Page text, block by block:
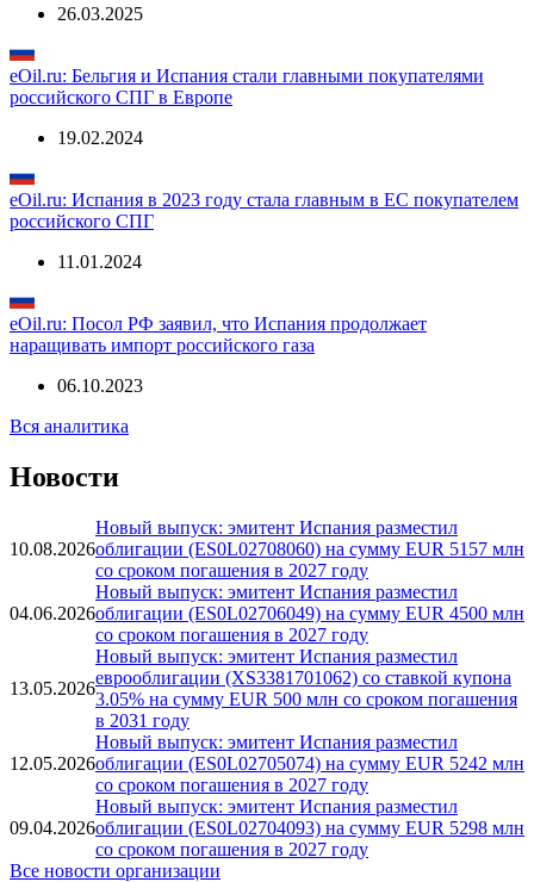
26.03.2025
eOil.ru: Бельгия и Испания стали главными покупателями
российского СПГ в Европе
19.02.2024
eOil.ru: Испания в 2023 году стала главным в ЕС покупателем
российского СПГ
11.01.2024
eOil.ru: Посол РФ заявил, что Испания продолжает
наращивать импорт российского газа
06.10.2023
Вся аналитика
Новости
10.08.2026
Новый выпуск: эмитент Испания разместил
облигации (ES0L02708060) на сумму EUR 5157 млн
со сроком погашения в 2027 году
04.06.2026
Новый выпуск: эмитент Испания разместил
облигации (ES0L02706049) на сумму EUR 4500 млн
со сроком погашения в 2027 году
13.05.2026
Новый выпуск: эмитент Испания разместил
еврооблигации (XS3381701062) со ставкой купона
3.05% на сумму EUR 500 млн со сроком погашения
в 2031 году
12.05.2026
Новый выпуск: эмитент Испания разместил
облигации (ES0L02705074) на сумму EUR 5242 млн
со сроком погашения в 2027 году
09.04.2026
Новый выпуск: эмитент Испания разместил
облигации (ES0L02704093) на сумму EUR 5298 млн
со сроком погашения в 2027 году
Все новости организации